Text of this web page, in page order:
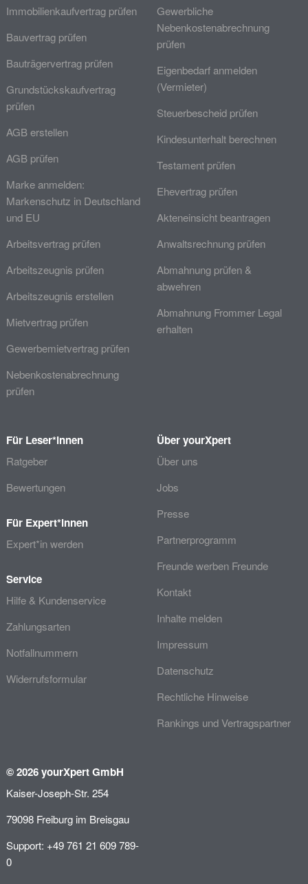
Immobilienkaufvertrag prüfen
Bauvertrag prüfen
Bauträgervertrag prüfen
Grundstückskaufvertrag
prüfen
AGB erstellen
AGB prüfen
Marke anmelden:
Markenschutz in Deutschland
und EU
Arbeitsvertrag prüfen
Arbeitszeugnis prüfen
Arbeitszeugnis erstellen
Mietvertrag prüfen
Gewerbemietvertrag prüfen
Nebenkostenabrechnung
prüfen
Gewerbliche
Nebenkostenabrechnung
prüfen
Eigenbedarf anmelden
(Vermieter)
Steuerbescheid prüfen
Kindesunterhalt berechnen
Testament prüfen
Ehevertrag prüfen
Akteneinsicht beantragen
Anwaltsrechnung prüfen
Abmahnung prüfen &
abwehren
Abmahnung Frommer Legal
erhalten
Für Leser*innen
Ratgeber
Bewertungen
Für Expert*innen
Expert*in werden
Service
Hilfe & Kundenservice
Zahlungsarten
Notfallnummern
Widerrufsformular
Über yourXpert
Über uns
Jobs
Presse
Partnerprogramm
Freunde werben Freunde
Kontakt
Inhalte melden
Impressum
Datenschutz
Rechtliche Hinweise
Rankings und Vertragspartner
© 2026 yourXpert GmbH
Kaiser-Joseph-Str. 254
79098 Freiburg im Breisgau
Support: +49 761 21 609 789-
0